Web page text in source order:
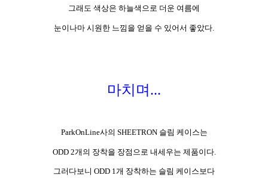
그래도 색상은 하늘색으로 더운 여름에
눈이나마 시원한 느낌을 얻을 수 있어서 좋았다.
마치며...
ParkOnLine사의 SHEETRON 슬림 케이스는
ODD 2개의 장착을 장점으로 내세우는 제품이다.
그러다보니 ODD 1개 장착하는 슬림 케이스보다